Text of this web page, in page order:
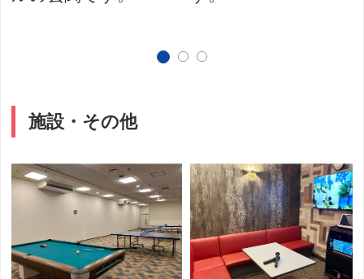
施設・その他